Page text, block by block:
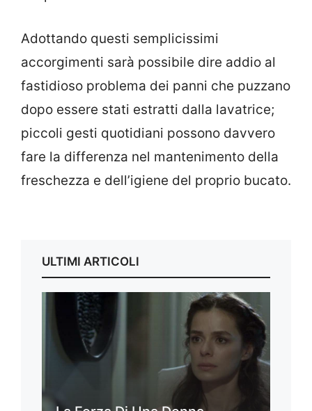
Adottando questi semplicissimi
accorgimenti sarà possibile dire addio al
fastidioso problema dei panni che puzzano
dopo essere stati estratti dalla lavatrice;
piccoli gesti quotidiani possono davvero
fare la differenza nel mantenimento della
freschezza e dell’igiene del proprio bucato.
ULTIMI ARTICOLI